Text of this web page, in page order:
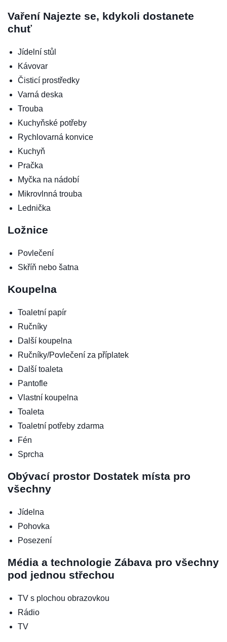
Vaření Najezte se, kdykoli dostanete
chuť
Jídelní stůl
Kávovar
Čisticí prostředky
Varná deska
Trouba
Kuchyňské potřeby
Rychlovarná konvice
Kuchyň
Pračka
Myčka na nádobí
Mikrovlnná trouba
Lednička
Ložnice
Povlečení
Skříň nebo šatna
Koupelna
Toaletní papír
Ručníky
Další koupelna
Ručníky/Povlečení za příplatek
Další toaleta
Pantofle
Vlastní koupelna
Toaleta
Toaletní potřeby zdarma
Fén
Sprcha
Obývací prostor Dostatek místa pro
všechny
Jídelna
Pohovka
Posezení
Média a technologie Zábava pro všechny
pod jednou střechou
TV s plochou obrazovkou
Rádio
TV